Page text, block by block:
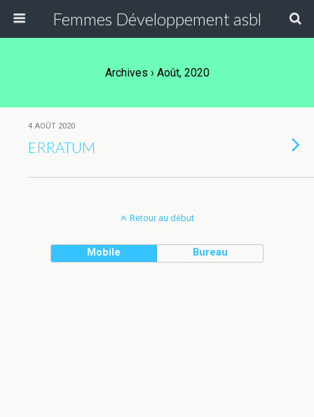
Femmes Développement asbl
Archives › Août, 2020
4 AOÛT 2020
ERRATUM
Retour au début
Mobile Bureau